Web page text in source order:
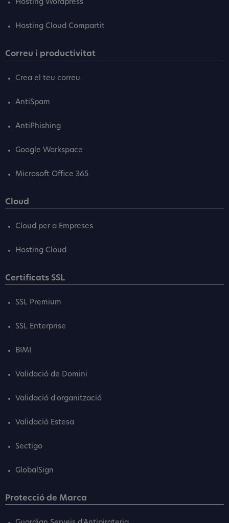
Hosting Wordpress
Hosting Cloud Compartit
Correu i productivitat
Crea el teu correu
AntiSpam
AntiPhishing
Google Workspace
Microsoft Office 365
Cloud
Cloud per a Empreses
Hosting Cloud
Certificats SSL
SSL Premium
SSL Enterprise
BIMI
Validació de Domini
Validació d'organització
Validació Estesa
Sectigo
GlobalSign
Protecció de Marca